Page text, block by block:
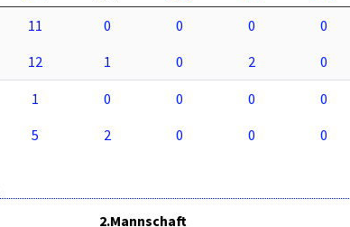
11 0 0 0 0
12 1 0 2 0
1 0 0 0 0
5 2 0 0 0
2.Mannschaft